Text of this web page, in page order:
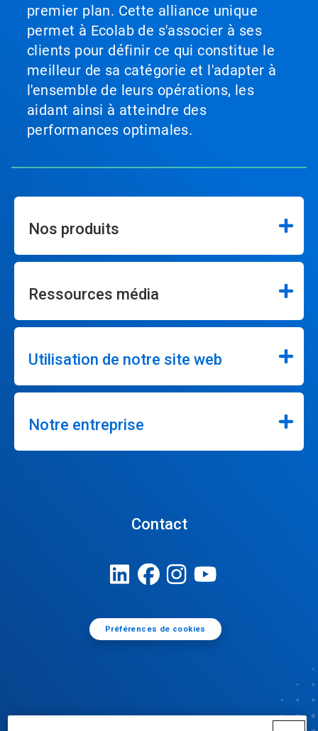
premier plan. Cette alliance unique
permet à Ecolab de s'associer à ses
clients pour définir ce qui constitue le
meilleur de sa catégorie et l'adapter à
l'ensemble de leurs opérations, les
aidant ainsi à atteindre des
performances optimales.
Nos produits
Ressources média
Utilisation de notre site web
Notre entreprise
Contact
Préférences de cookies